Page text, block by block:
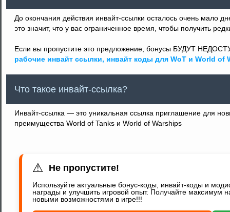
До окончания действия инвайт-ссылки осталось очень мало
это значит, что у вас ограниченное время, чтобы получить
Если вы пропустите это предложение, бонусы БУДУТ
рабочие инвайт ссылки, инвайт коды для WoT и World of
Что такое инвайт-ссылка?
Инвайт-ссылка — это уникальная ссылка приглашение для
преимущества World of Tanks и World of Warships
⚠ Не пропустите!
Используйте актуальные бонус-коды, инвайт-коды и
награды и улучшить игровой опыт. Получайте максимум
новыми возможностями в игре!!!